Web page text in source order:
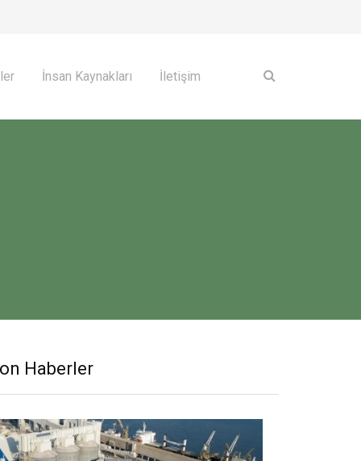
İnsan Kaynakları İletişim
Haberler